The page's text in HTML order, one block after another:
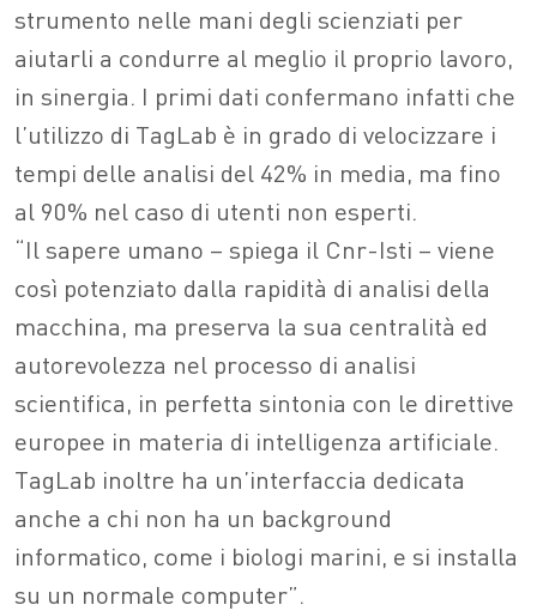
strumento nelle mani degli scienziati per
aiutarli a condurre al meglio il proprio lavoro,
in sinergia. I primi dati confermano infatti che
l’utilizzo di TagLab è in grado di velocizzare i
tempi delle analisi del 42% in media, ma fino
al 90% nel caso di utenti non esperti.
“Il sapere umano – spiega il Cnr-Isti – viene
così potenziato dalla rapidità di analisi della
macchina, ma preserva la sua centralità ed
autorevolezza nel processo di analisi
scientifica, in perfetta sintonia con le direttive
europee in materia di intelligenza artificiale.
TagLab inoltre ha un’interfaccia dedicata
anche a chi non ha un background
informatico, come i biologi marini, e si installa
su un normale computer”.